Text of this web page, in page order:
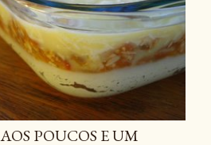
POUCOS E UM